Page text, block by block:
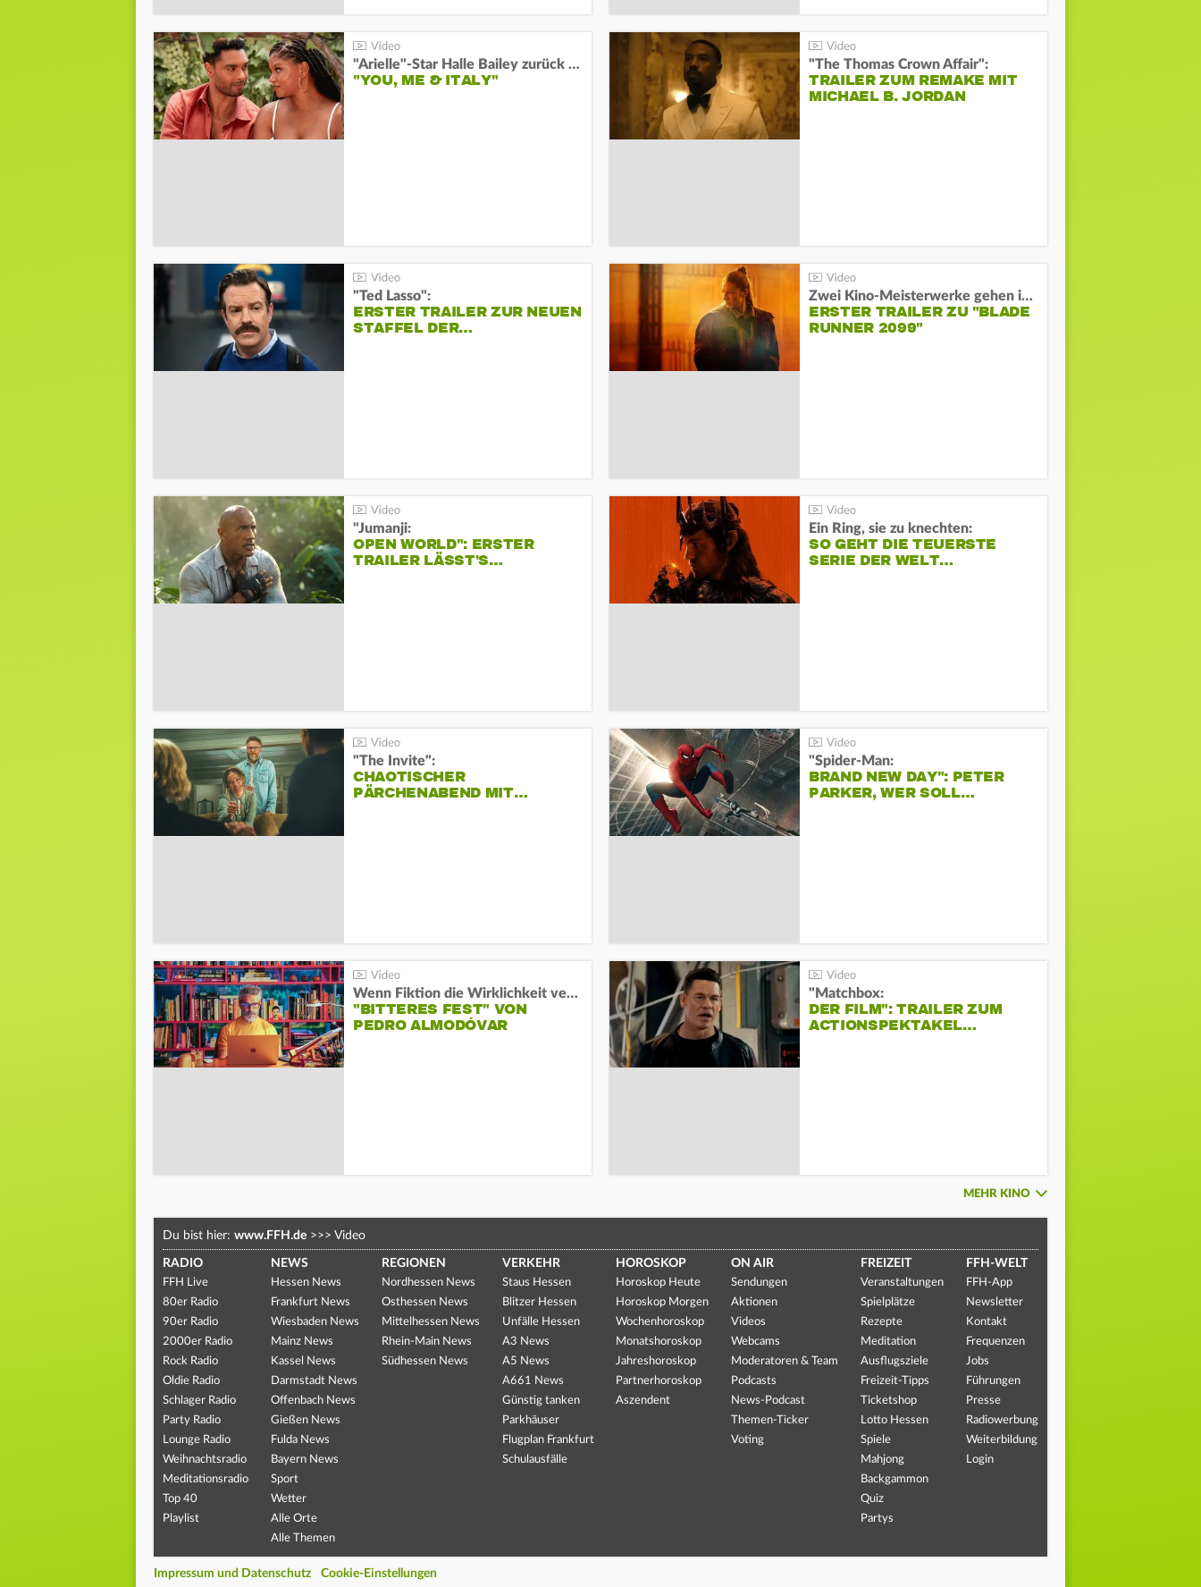
"Arielle"-Star Halle Bailey zurück auf der Leinwand:
"YOU, ME & ITALY"
"The Thomas Crown Affair":
TRAILER ZUM REMAKE MIT
MICHAEL B. JORDAN
"Ted Lasso":
ERSTER TRAILER ZUR NEUEN
STAFFEL DER…
Zwei Kino-Meisterwerke gehen in Serie:
ERSTER TRAILER ZU "BLADE
RUNNER 2099"
"Jumanji:
OPEN WORLD": ERSTER
TRAILER LÄSST'S…
Ein Ring, sie zu knechten:
SO GEHT DIE TEUERSTE
SERIE DER WELT…
"The Invite":
CHAOTISCHER
PÄRCHENABEND MIT…
"Spider-Man:
BRAND NEW DAY": PETER
PARKER, WER SOLL…
Wenn Fiktion die Wirklichkeit verschiebt:
"BITTERES FEST" VON
PEDRO ALMODÓVAR
"Matchbox:
DER FILM": TRAILER ZUM
ACTIONSPEKTAKEL…
MEHR KINO
Du bist hier: www.FFH.de >>> Video
RADIO
FFH Live
80er Radio
90er Radio
2000er Radio
Rock Radio
Oldie Radio
Schlager Radio
Party Radio
Lounge Radio
Weihnachtsradio
Meditationsradio
Top 40
Playlist
NEWS
Hessen News
Frankfurt News
Wiesbaden News
Mainz News
Kassel News
Darmstadt News
Offenbach News
Gießen News
Fulda News
Bayern News
Sport
Wetter
Alle Orte
Alle Themen
REGIONEN
Nordhessen News
Osthessen News
Mittelhessen News
Rhein-Main News
Südhessen News
VERKEHR
Staus Hessen
Blitzer Hessen
Unfälle Hessen
A3 News
A5 News
A661 News
Günstig tanken
Parkhäuser
Flugplan Frankfurt
Schulausfälle
HOROSKOP
Horoskop Heute
Horoskop Morgen
Wochenhoroskop
Monatshoroskop
Jahreshoroskop
Partnerhoroskop
Aszendent
ON AIR
Sendungen
Aktionen
Videos
Webcams
Moderatoren & Team
Podcasts
News-Podcast
Themen-Ticker
Voting
FREIZEIT
Veranstaltungen
Spielplätze
Rezepte
Meditation
Ausflugsziele
Freizeit-Tipps
Ticketshop
Lotto Hessen
Spiele
Mahjong
Backgammon
Quiz
Partys
FFH-WELT
FFH-App
Newsletter
Kontakt
Frequenzen
Jobs
Führungen
Presse
Radiowerbung
Weiterbildung
Login
Impressum und Datenschutz Cookie-Einstellungen